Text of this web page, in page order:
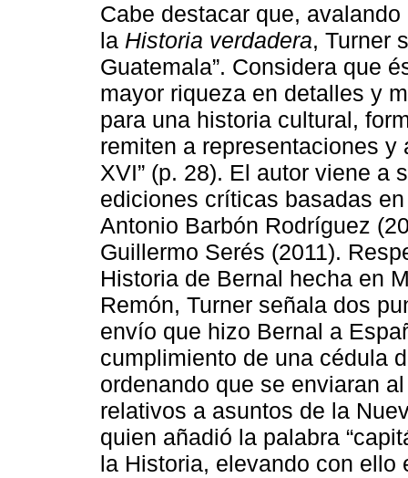
Cabe destacar que,
la Historia verdadera, Turner
Guatemala”. Considera que
mayor riqueza en detalles y
para una historia cultural,
remiten a representaciones
XVI” (p. 28). El autor viene a
ediciones críticas basadas
Antonio Barbón Rodríguez
Guillermo Serés (2011).
Historia de Bernal hecha en
Remón, Turner señala dos
envío que hizo Bernal a
cumplimiento de una cédula
ordenando que se enviaran
relativos a asuntos de la
quien añadió la palabra
la Historia, elevando con